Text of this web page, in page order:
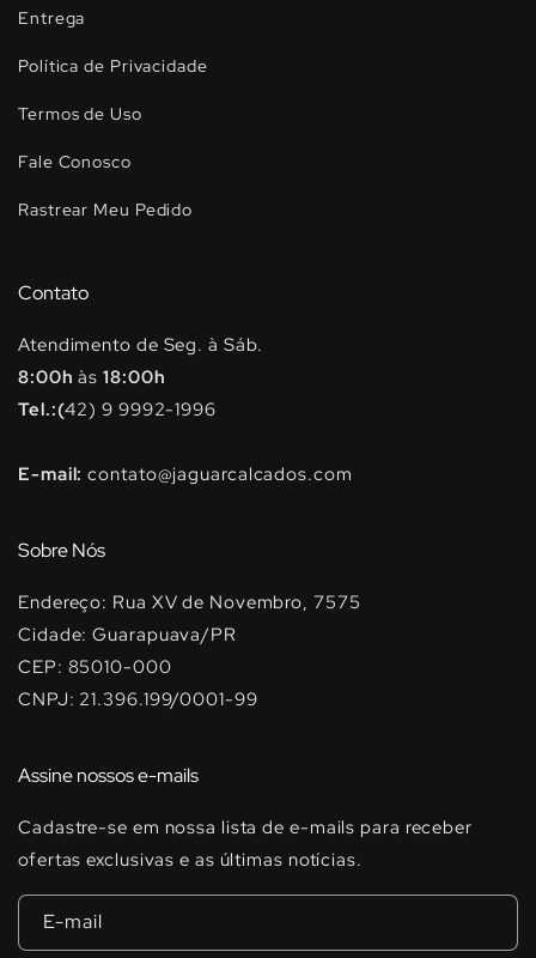
Entrega
Política de Privacidade
Termos de Uso
Fale Conosco
Rastrear Meu Pedido
Contato
Atendimento de Seg. à Sáb.
8:00h às18:00h
Tel.:(42) 9 9992-1996
E-mail:contato@jaguarcalcados.com
Sobre Nós
Endereço: Rua XV de Novembro, 7575
Cidade: Guarapuava/PR
CEP: 85010-000
CNPJ: 21.396.199/0001-99
Assine nossos e-mails
Cadastre-se em nossa lista de e-mails para receber
ofertas exclusivas e as últimas notícias.
E-mail